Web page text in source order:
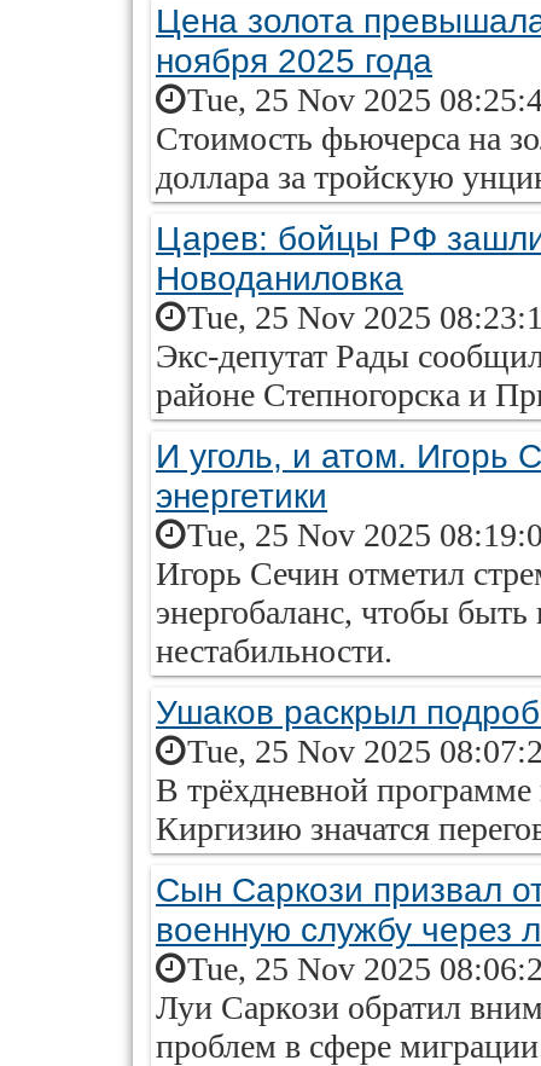
Цена золота
ноября 2025 года
Tue, 25 Nov 2025
Стоимость фьючерса на
доллара за тройскую
Царев: бойцы РФ
Новоданиловка
Tue, 25 Nov 2025
Экс-депутат Рады
районе Степногорска и
И уголь, и атом. Игорь
энергетики
Tue, 25 Nov 2025
Игорь Сечин отметил
энергобаланс, чтобы
нестабильности.
Ушаков раскрыл
Tue, 25 Nov 2025
В трёхдневной
Киргизию значатся
Сын Саркози призвал
военную службу через
Tue, 25 Nov 2025
Луи Саркози обратил
проблем в сфере